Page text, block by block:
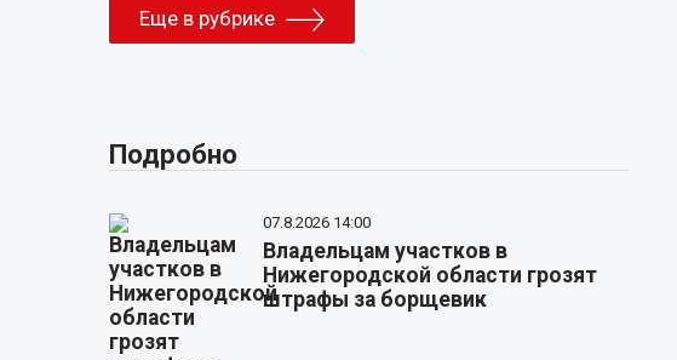
Еще в рубрике
Подробно
07.8.2026 14:00
Владельцам участков в
Нижегородской области грозят
штрафы за борщевик